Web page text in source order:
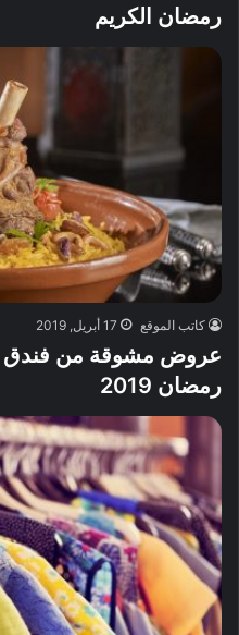
رمضان الكريم
كاتب الموقع 17 أبريل, 2019
عروض مشوقة من فندق
رمضان 2019